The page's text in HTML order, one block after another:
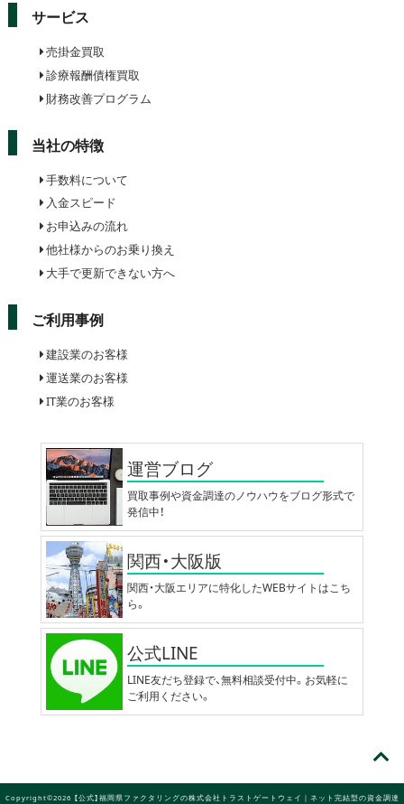
サービス
売掛金買取
診療報酬債権買取
財務改善プログラム
当社の特徴
手数料について
入金スピード
お申込みの流れ
他社様からのお乗り換え
大手で更新できない方へ
ご利用事例
建設業のお客様
運送業のお客様
IT業のお客様
運営ブログ
買取事例や資金調達のノウハウをブログ形式で
発信中！
関西・大阪版
関西・大阪エリアに特化したWEBサイトはこち
ら。
公式LINE
LINE友だち登録で、無料相談受付中。お気軽に
ご利用ください。
Copyright©2026 【公式】福岡県ファクタリングの株式会社トラストゲートウェイ｜ネット完結型の資金調達